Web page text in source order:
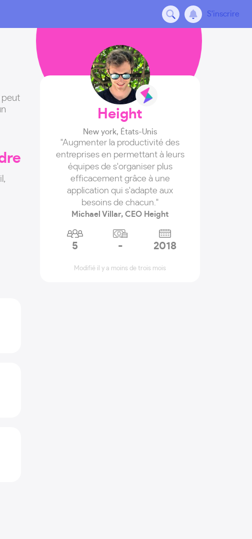
S'inscrire
peut
Height
New york, États-Unis
"Augmenter la productivité des
entreprises en permettant à leurs
équipes de s'organiser plus
efficacement grâce à une
application qui s'adapte aux
besoins de chacun."
Michael Villar, CEO Height
5 - 2018
Modifié il y a moins de trois mois